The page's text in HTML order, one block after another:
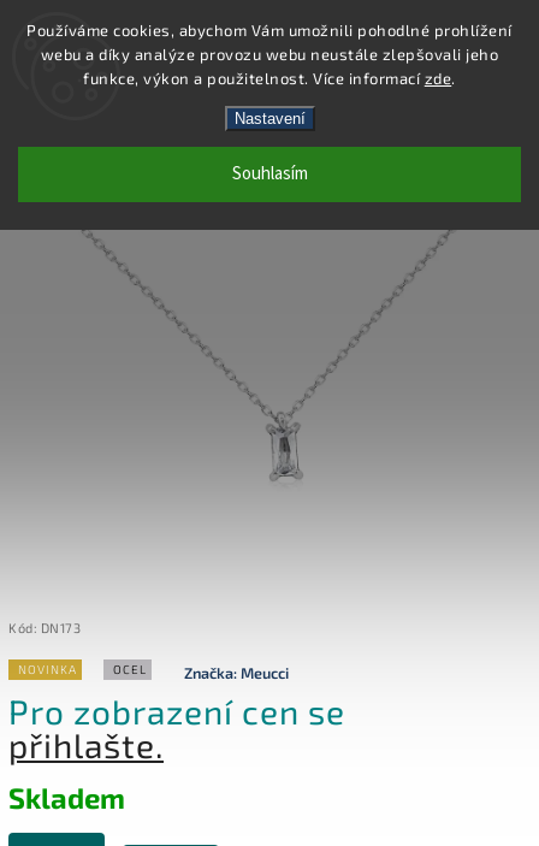
Používáme cookies, abychom Vám umožnili pohodlné prohlížení
webu a díky analýze provozu webu neustále zlepšovali jeho
funkce, výkon a použitelnost. Více informacízde.
Nastavení
Souhlasím
Hledat
DN173 - NÁHRDELNÍK OCEL
Kód: DN173
NOVINKA OCEL Značka:Meucci
Pro zobrazení cen se
přihlašte.
Skladem